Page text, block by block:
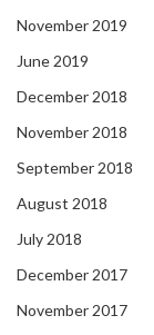
November 2019
June 2019
December 2018
November 2018
September 2018
August 2018
July 2018
December 2017
November 2017